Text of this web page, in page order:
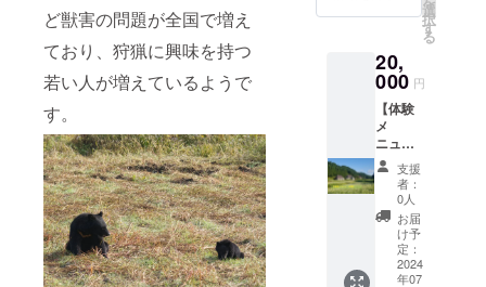
ど獣害の問題が全国で増え
ており、狩猟に興味を持つ
若い人が増えているようで
す。
造者
工場
木村望
秋田県
北秋田
市阿仁
銀山字
上新町
76-2
090-
9842-
2490
さい。
170×50
×50（㎜
） 重
量 250
ｇ（包
装込
み） 名
称 洋
菓子 原
材料
さつま
いも
（秋田
い。 製
造者
了月舎
農園 加
工場
木村望
秋田県
北秋田
市阿仁
銀山字
上新町
76-2
090-
選
択
す
る
20,
000 円
【体験
メ
ニュー
半額チ
ケッ
ト】 農
家民宿
にお越
しの
際、お
好きな
支援
者：
0人
お届
け予
定：
2024
年07